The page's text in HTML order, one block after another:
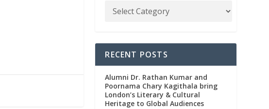
RECENT POSTS
Alumni Dr. Rathan Kumar and
Poornama Chary Kagithala bring
London’s Literary & Cultural
Heritage to Global Audiences